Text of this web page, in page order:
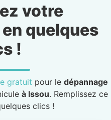
votre
en quelques
!
gratuit pour le dépannage
à Issou. Remplissez ce
clics !